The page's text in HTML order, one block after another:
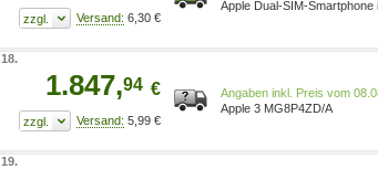
6,30 €
Apple Dual-SIM-
18.
1.847,94 €
5,99 €
Preis vom
Apple 3 MG8P4ZD/A
19.